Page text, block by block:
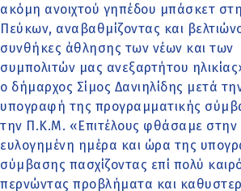
ακόμη ανοιχτού γηπέδου μπάσκετ
Πεύκων, αναβαθμίζοντας και
συνθήκες άθλησης των νέων και των
συμπολιτών μας ανεξαρτήτου
ο δήμαρχος Σίμος Δανιηλίδης μετά
υπογραφή της προγραμματικής
την Π.Κ.Μ. «Επιτέλους φθάσαμε στην
ευλογημένη ημέρα και ώρα της
σύμβασης πασχίζοντας επί πολύ
περνώντας προβλήματα και